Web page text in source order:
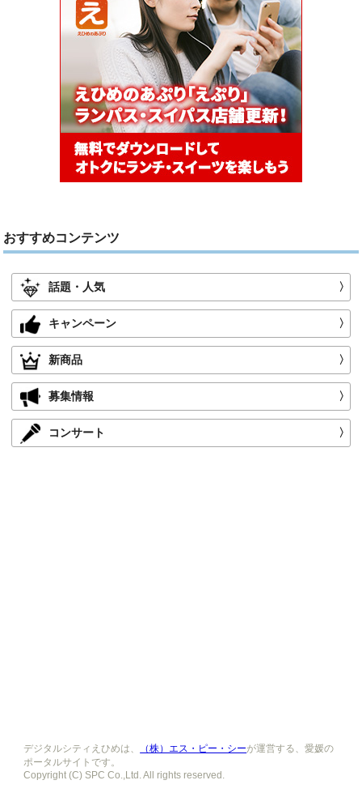
おすすめコンテンツ
話題・人気 〉
キャンペーン 〉
新商品 〉
募集情報 〉
コンサート 〉
デジタルシティえひめは、 （株）エス・ピー・シーが運営する、愛媛の
ポータルサイトです。
Copyright (C) SPC Co.,Ltd. All rights reserved.